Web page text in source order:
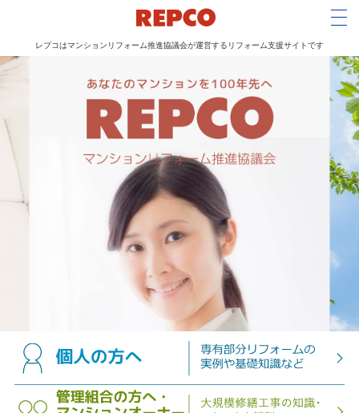
メ
コ
ン
レプコはマンションリフォーム推進協議会が運営するリフォーム支援サイトです